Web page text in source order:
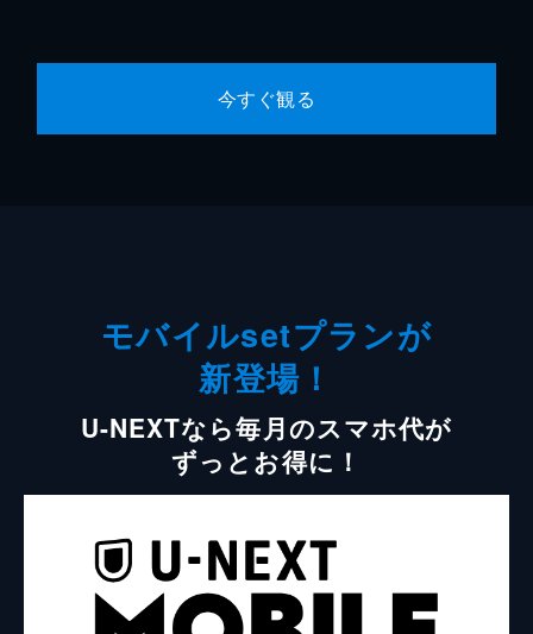
今すぐ観る
モバイルsetプランが
新登場！
U-NEXTなら毎月のスマホ代が
ずっとお得に！